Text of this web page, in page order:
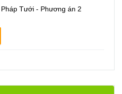
Tưới - Phương án 2